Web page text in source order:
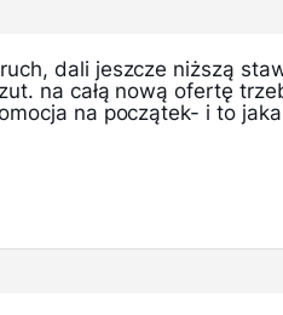
dali jeszcze niższą
na całą nową ofertę
na początek- i to